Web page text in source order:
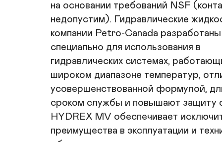
на основании требований NSF
недопустим). Гидравлические
компании Petro-Canada разработаны
специально для использования в
гидравлических системах,
широком диапазоне температур,
усовершенствованной формулой,
сроком службы и повышают защиту
HYDREX MV обеспечивает
преимущества в эксплуатации и